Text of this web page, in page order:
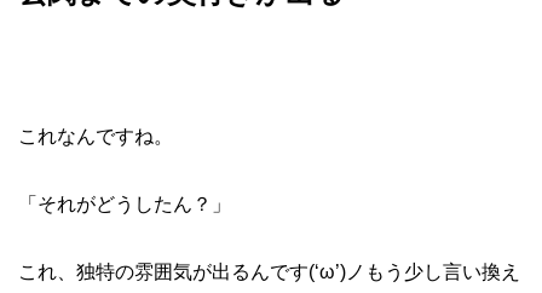
これなんですね。
「それがどうしたん？」
これ、独特の雰囲気が出るんです(‘ω’)ノもう少し言い換え